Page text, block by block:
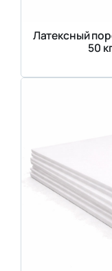
Латексный
50